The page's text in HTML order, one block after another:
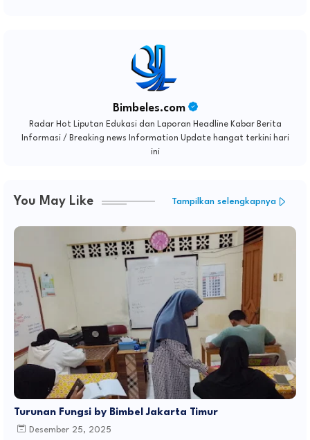
Bimbeles.com
Radar Hot Liputan Edukasi dan Laporan Headline Kabar Berita
Informasi / Breaking news Information Update hangat terkini hari
ini
You May Like Tampilkan selengkapnya
Turunan Fungsi by Bimbel Jakarta Timur
Desember 25, 2025